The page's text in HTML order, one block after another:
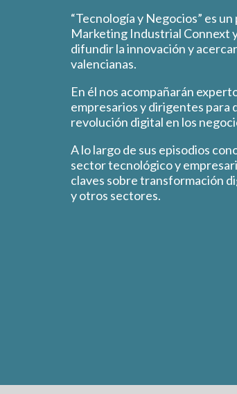
“Tecnología y Negocios” es
Marketing Industrial Connext
difundir la innovación y
valencianas.
En él nos acompañarán
empresarios y dirigentes para
revolución digital en los
A lo largo de sus episodios
sector tecnológico y
claves sobre transformación
y otros sectores.